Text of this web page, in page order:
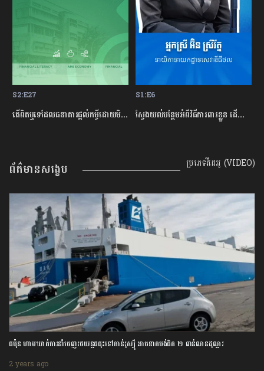
តើពិតឬទេដែលធនាគារផ្ដល់កម្ចីដោយមិនសិក្សាលើលទ្ធភាពសងត្រឡប់? ស្វែងយល់បន្ថែមអំពីវិធីការពារខ្លួន ដើម្បីជៀសវាងពីការឆបោកតាមបច្ចេកវិទ្យាហិរញ្ញវត្ថុ! តើបំណុលសុទ្ធតែអាក្រក់ទាំងអស់?
ព័ត៌មានសង្ខេប ប្រភេទវីដេអូ (VIDEO)
ន ហាមឃាត់ការនាំចេញរថយន្តជជុះទៅកាន់រុស្ស៊ី អាចខាតបង់ជិត ២ ពាន់លាន
លារ